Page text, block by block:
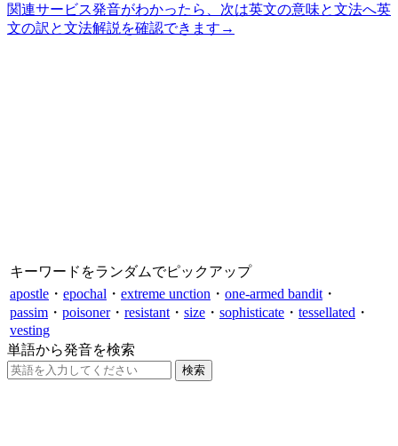
関連サービス発音がわかったら、次は英文の意味と文法へ英
文の訳と文法解説を確認できます →
キーワードをランダムでピックアップ
apostle ・ epochal ・ extreme unction ・ one-armed bandit ・
passim ・ poisoner・ resistant ・ size ・ sophisticate ・ tessellated ・
vesting
単語から発音を検索